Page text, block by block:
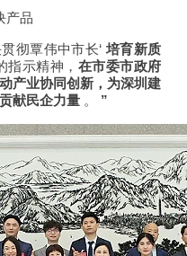
产品
彻覃伟中市长‘ 培育新质
指示精神， 在市委市政府
产业协同创新，为深圳建
献民企力量 。 ”